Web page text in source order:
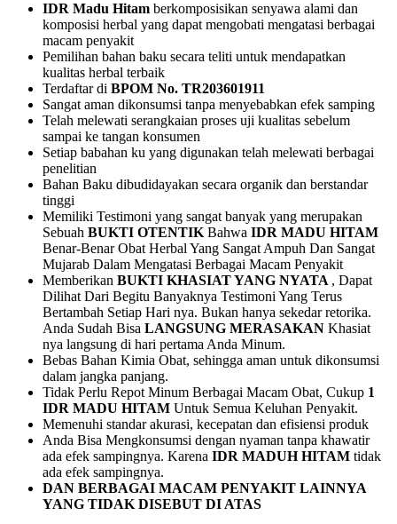
IDR Madu Hitam berkomposisikan senyawa alami dan
komposisi herbal yang dapat mengobati mengatasi berbagai
macam penyakit
Pemilihan bahan baku secara teliti untuk mendapatkan
kualitas herbal terbaik
Terdaftar di BPOM No. TR203601911
Sangat aman dikonsumsi tanpa menyebabkan efek samping
Telah melewati serangkaian proses uji kualitas sebelum
sampai ke tangan konsumen
Setiap babahan ku yang digunakan telah melewati berbagai
penelitian
Bahan Baku dibudidayakan secara organik dan berstandar
tinggi
Memiliki Testimoni yang sangat banyak yang merupakan
Sebuah BUKTI OTENTIK Bahwa IDR MADU HITAM
Benar-Benar Obat Herbal Yang Sangat Ampuh Dan Sangat
Mujarab Dalam Mengatasi Berbagai Macam Penyakit
Memberikan BUKTI KHASIAT YANG NYATA , Dapat
Dilihat Dari Begitu Banyaknya Testimoni Yang Terus
Bertambah Setiap Hari nya. Bukan hanya sekedar retorika.
Anda Sudah Bisa LANGSUNG MERASAKAN Khasiat
nya langsung di hari pertama Anda Minum.
Bebas Bahan Kimia Obat, sehingga aman untuk dikonsumsi
dalam jangka panjang.
Tidak Perlu Repot Minum Berbagai Macam Obat, Cukup 1
IDR MADU HITAM Untuk Semua Keluhan Penyakit.
Memenuhi standar akurasi, kecepatan dan efisiensi produk
Anda Bisa Mengkonsumsi dengan nyaman tanpa khawatir
ada efek sampingnya. Karena IDR MADUH HITAM tidak
ada efek sampingnya.
DAN BERBAGAI MACAM PENYAKIT LAINNYA
YANG TIDAK DISEBUT DI ATAS